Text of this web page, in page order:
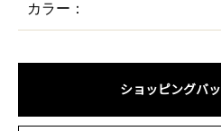
カラー：
ショッピングバ